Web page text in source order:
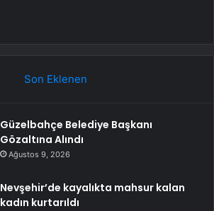
Son Eklenen
Güzelbahçe Belediye Başkanı
Gözaltına Alındı
Ağustos 9, 2026
Nevşehir’de kayalıkta mahsur kalan
kadın kurtarıldı